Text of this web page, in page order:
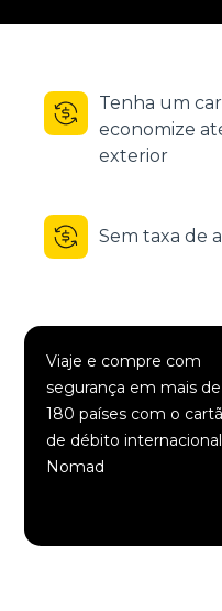
Tenha um
economize
exterior
Sem taxa de
Viaje e compre com
segurança em mais de
180 países com o
de débito internacional
Nomad